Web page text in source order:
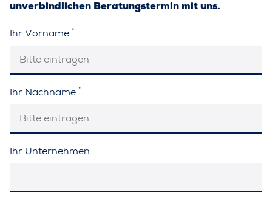
unverbindlichen Beratungstermin mit uns.
Ihr Vorname *
Ihr Nachname *
Ihr Unternehmen